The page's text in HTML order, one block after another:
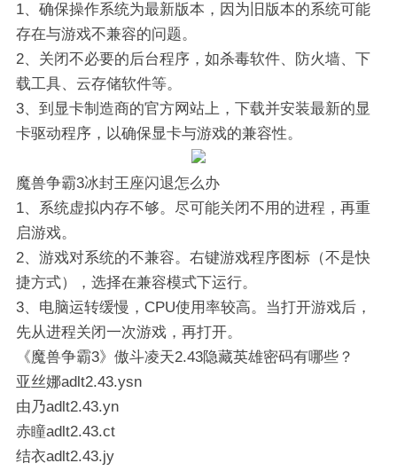
1、确保操作系统为最新版本，因为旧版本的系统可能
存在与游戏不兼容的问题。
2、关闭不必要的后台程序，如杀毒软件、防火墙、下
载工具、云存储软件等。
3、到显卡制造商的官方网站上，下载并安装最新的显
卡驱动程序，以确保显卡与游戏的兼容性。
魔兽争霸3冰封王座闪退怎么办
1、系统虚拟内存不够。尽可能关闭不用的进程，再重
启游戏。
2、游戏对系统的不兼容。右键游戏程序图标（不是快
捷方式），选择在兼容模式下运行。
3、电脑运转缓慢，CPU使用率较高。当打开游戏后，
先从进程关闭一次游戏，再打开。
《魔兽争霸3》傲斗凌天2.43隐藏英雄密码有哪些？
亚丝娜adlt2.43.ysn
由乃adlt2.43.yn
赤瞳adlt2.43.ct
结衣adlt2.43.jy